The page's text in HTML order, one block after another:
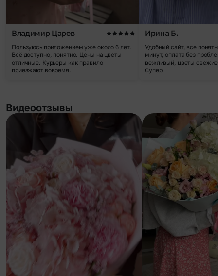
Владимир Царев
Пользуюсь приложением уже около 6 лет.
Всё доступно, понятно. Цены на цветы
отличные. Курьеры как правило
приезжают вовремя.
Ирина Б.
Удобный сайт, все
минут, оплата без
вежливый, цветы
Супер!
Видеоотзывы